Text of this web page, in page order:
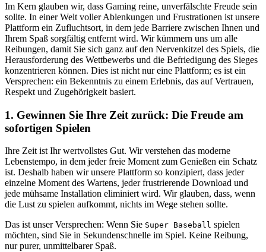
Im Kern glauben wir, dass Gaming reine, unverfälschte Freude sein
sollte. In einer Welt voller Ablenkungen und Frustrationen ist unsere
Plattform ein Zufluchtsort, in dem jede Barriere zwischen Ihnen und
Ihrem Spaß sorgfältig entfernt wird. Wir kümmern uns um alle
Reibungen, damit Sie sich ganz auf den Nervenkitzel des Spiels, die
Herausforderung des Wettbewerbs und die Befriedigung des Sieges
konzentrieren können. Dies ist nicht nur eine Plattform; es ist ein
Versprechen: ein Bekenntnis zu einem Erlebnis, das auf Vertrauen,
Respekt und Zugehörigkeit basiert.
1. Gewinnen Sie Ihre Zeit zurück: Die Freude am
sofortigen Spielen
Ihre Zeit ist Ihr wertvollstes Gut. Wir verstehen das moderne
Lebenstempo, in dem jeder freie Moment zum Genießen ein Schatz
ist. Deshalb haben wir unsere Plattform so konzipiert, dass jeder
einzelne Moment des Wartens, jeder frustrierende Download und
jede mühsame Installation eliminiert wird. Wir glauben, dass, wenn
die Lust zu spielen aufkommt, nichts im Wege stehen sollte.
Das ist unser Versprechen: Wenn Sie Super Baseball spielen
möchten, sind Sie in Sekundenschnelle im Spiel. Keine Reibung,
nur purer, unmittelbarer Spaß.